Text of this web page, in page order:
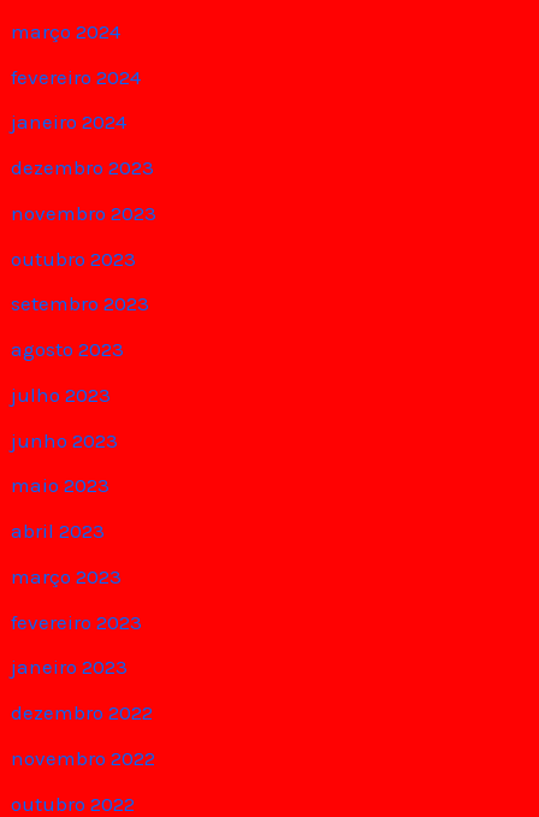
março 2024
fevereiro 2024
janeiro 2024
dezembro 2023
novembro 2023
outubro 2023
setembro 2023
agosto 2023
julho 2023
junho 2023
maio 2023
abril 2023
março 2023
fevereiro 2023
janeiro 2023
dezembro 2022
novembro 2022
outubro 2022